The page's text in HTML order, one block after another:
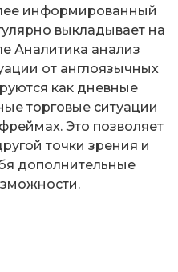
информированный
выкладывает на
Аналитика анализ
от англоязычных
как дневные
торговые ситуации
Это позволяет
точки зрения и
дополнительные